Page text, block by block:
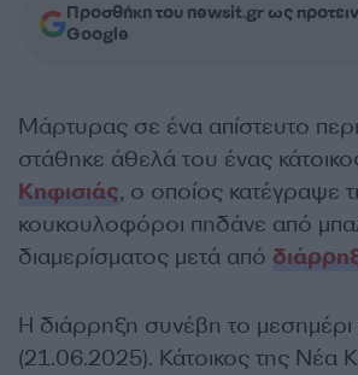
Προσθήκη του newsit.gr ως
Google
Μάρτυρας σε ένα απίστευτο
στάθηκε άθελά του ένας
Κηφισιάς, ο οποίος κατέγραψε
κουκουλοφόροι πηδάνε από
διαμερίσματος μετά από
Η διάρρηξη συνέβη το
(21.06.2025). Κάτοικος της Νέα